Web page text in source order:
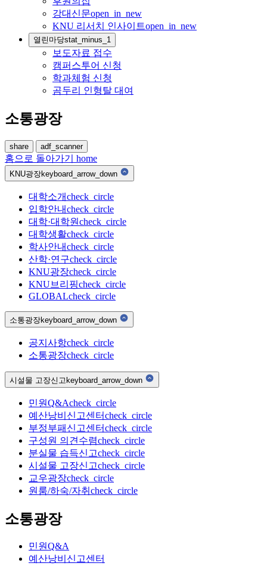
강대신문open_in_new
KNU 리서치 인사이트open_in_new
열린마당stat_minus_1
보도자료 접수
캠퍼스투어 신청
학과체험 신청
곰두리 인형탈 대여
소통광장
share adf_scanner
홈으로 돌아가기 home
KNU광장keyboard_arrow_down
대학소개check_circle
입학안내check_circle
대학·대학원check_circle
대학생활check_circle
학사안내check_circle
산학·연구check_circle
KNU광장check_circle
KNU브리핑check_circle
GLOBALcheck_circle
소통광장keyboard_arrow_down
공지사항check_circle
소통광장check_circle
시설물 고장신고keyboard_arrow_down
민원Q&Acheck_circle
예산낭비신고센터check_circle
부정부패신고센터check_circle
구성원 의견수렴check_circle
분실물 습득신고check_circle
시설물 고장신고check_circle
교우광장check_circle
원룸/하숙/자취 check_circle
소통광장
민원Q&A
예산낭비신고센터